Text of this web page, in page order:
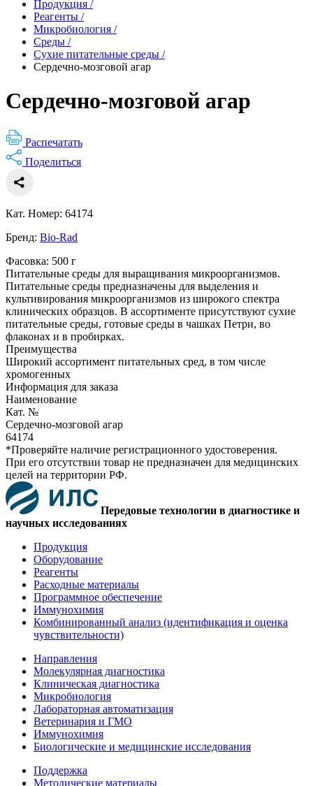
Продукция /
Реагенты /
Микробиология /
Среды /
Сухие питательные среды /
Сердечно-мозговой агар
Сердечно-мозговой агар
Распечатать
Поделиться
Кат. Номер: 64174
Бренд: Bio-Rad
Фасовка: 500 г
Питательные среды для выращивания микроорганизмов.
Питательные среды предназначены для выделения и
культивирования микроорганизмов из широкого спектра
клинических образцов. В ассортименте присутствуют сухие
питательные среды, готовые среды в чашках Петри, во
флаконах и в пробирках.
Преимущества
Широкий ассортимент питательных сред, в том числе
хромогенных
Информация для заказа
Наименование
Кат. №
Сердечно-мозговой агар
64174
*Проверяйте наличие регистрационного удостоверения.
При его отсутствии товар не предназначен для медицинских
целей на территории РФ.
Передовые технологии в диагностике и
научных исследованиях
Продукция
Оборудование
Реагенты
Расходные материалы
Программное обеспечение
Иммунохимия
Комбинированный анализ (идентификация и оценка
чувствительности)
Направления
Молекулярная диагностика
Клиническая диагностика
Микробиология
Лабораторная автоматизация
Ветеринария и ГМО
Иммунохимия
Биологические и медицинские исследования
Поддержка
Методические материалы